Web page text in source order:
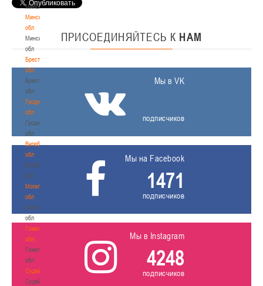
Минск
Минская
обл
Минская
обл
Брестская
обл
Брестская
обл
Гродненская
обл
Гродненская
обл
Витебская
обл
Витебская
обл
Могилевская
обл
Могилевская
обл
Гомельская
обл
Гомельская
обл
Судейство
Судейство
ПРИСОЕДИНЯЙТЕСЬ К НАМ
Мы в VK
подписчиков
Мы на Facebook
1471
подписчиков
Мы в Instagram
4248
подписчиков